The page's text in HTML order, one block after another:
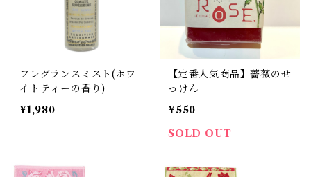
フレグランスミスト(ホワ
イトティーの香り)
¥1,980
【定番人気商品】薔薇のせ
っけん
¥550
SOLD OUT